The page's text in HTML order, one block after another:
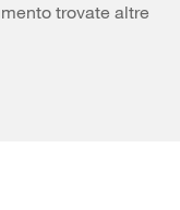
trovate altre